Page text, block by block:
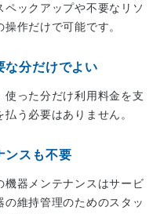
ックアップや不要なリソ
作だけで可能です。
な分だけでよい
った分だけ利用料金を支
う必要はありません。
ンスも不要
機器メンテナンスはサービ
維持管理のためのスタッ